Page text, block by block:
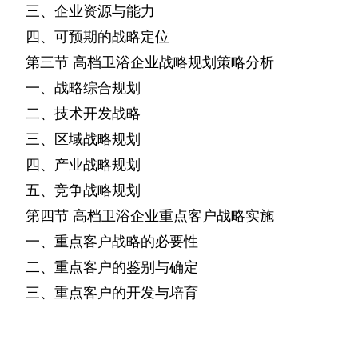
三、企业资源与能力
四、可预期的战略定位
第三节 高档卫浴企业战略规划策略分析
一、战略综合规划
二、技术开发战略
三、区域战略规划
四、产业战略规划
五、竞争战略规划
第四节 高档卫浴企业重点客户战略实施
一、重点客户战略的必要性
二、重点客户的鉴别与确定
三、重点客户的开发与培育